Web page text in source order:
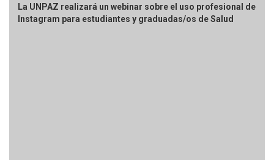
La UNPAZ realizará un webinar sobre el uso profesional de
Instagram para estudiantes y graduadas/os de Salud